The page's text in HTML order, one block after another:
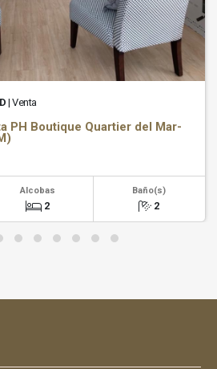
| Venta
PH Boutique Quartier del Mar-
Alcobas
2
Baño(s)
2